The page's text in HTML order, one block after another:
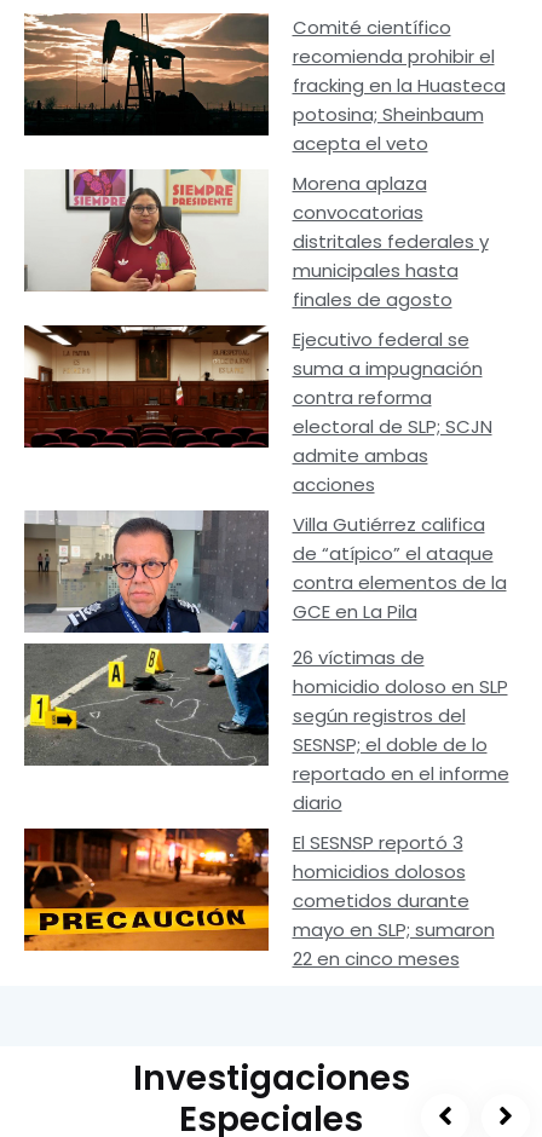
Comité científico
recomienda prohibir el
fracking en la Huasteca
potosina; Sheinbaum
acepta el veto
Morena aplaza
convocatorias
distritales federales y
municipales hasta
finales de agosto
Ejecutivo federal se
suma a impugnación
contra reforma
electoral de SLP; SCJN
admite ambas
acciones
Villa Gutiérrez califica
de “atípico” el ataque
contra elementos de la
GCE en La Pila
26 víctimas de
homicidio doloso en SLP
según registros del
SESNSP; el doble de lo
reportado en el informe
diario
El SESNSP reportó 3
homicidios dolosos
cometidos durante
mayo en SLP; sumaron
22 en cinco meses
Investigaciones
Especiales